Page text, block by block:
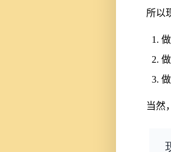
所以
当然